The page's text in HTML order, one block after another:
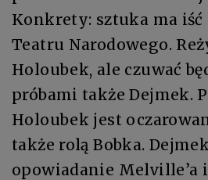
Konkrety: sztuka ma iść
Teatru Narodowego.
Holoubek, ale czuwać
próbami także Dejmek.
Holoubek jest
także rolą Bobka.
opowiadanie Melville’a